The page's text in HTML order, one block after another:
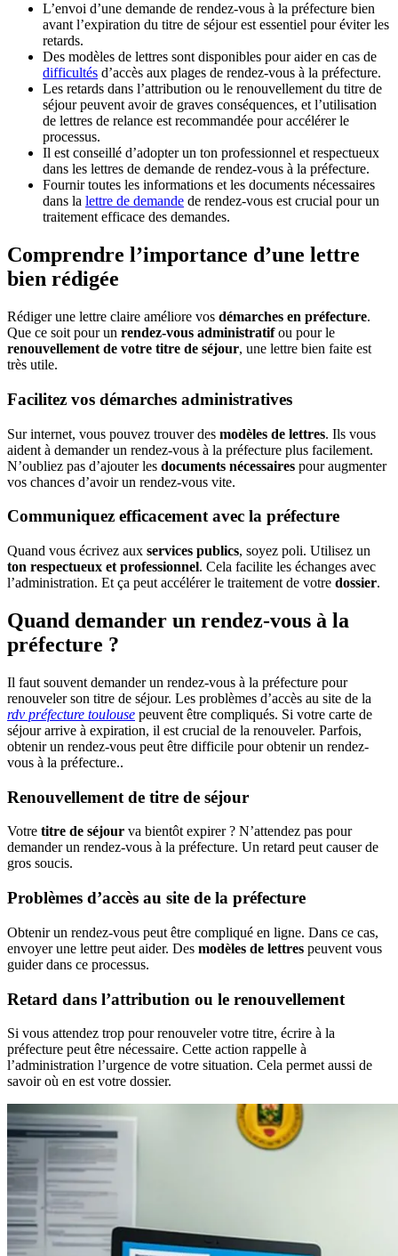
L’envoi d’une demande de rendez-vous à la préfecture bien
avant l’expiration du titre de séjour est essentiel pour éviter les
retards.
Des modèles de lettres sont disponibles pour aider en cas de
difficultés d’accès aux plages de rendez-vous à la préfecture.
Les retards dans l’attribution ou le renouvellement du titre de
séjour peuvent avoir de graves conséquences, et l’utilisation
de lettres de relance est recommandée pour accélérer le
processus.
Il est conseillé d’adopter un ton professionnel et respectueux
dans les lettres de demande de rendez-vous à la préfecture.
Fournir toutes les informations et les documents nécessaires
dans la lettre de demande de rendez-vous est crucial pour un
traitement efficace des demandes.
Comprendre l’importance d’une lettre
bien rédigée
Rédiger une lettre claire améliore vos démarches en préfecture.
Que ce soit pour un rendez-vous administratifou pour le
renouvellement de votre titre de séjour, une lettre bien faite est
très utile.
Facilitez vos démarches administratives
Sur internet, vous pouvez trouver des modèles de lettres. Ils vous
aident à demander un rendez-vous à la préfecture plus facilement.
N’oubliez pas d’ajouter les documents nécessaires pour augmenter
vos chances d’avoir un rendez-vous vite.
Communiquez efficacement avec la préfecture
Quand vous écrivez aux services publics, soyez poli. Utilisez un
ton respectueux et professionnel. Cela facilite les échanges avec
l’administration. Et ça peut accélérer le traitement de votre dossier.
Quand demander un rendez-vous à la
préfecture ?
Il faut souvent demander un rendez-vous à la préfecture pour
renouveler son titre de séjour. Les problèmes d’accès au site de la
rdv préfecture toulouse peuvent être compliqués. Si votre carte de
séjour arrive à expiration, il est crucial de la renouveler. Parfois,
obtenir un rendez-vous peut être difficile pour obtenir un rendez-
vous à la préfecture..
Renouvellement de titre de séjour
Votre titre de séjour va bientôt expirer ? N’attendez pas pour
demander un rendez-vous à la préfecture. Un retard peut causer de
gros soucis.
Problèmes d’accès au site de la préfecture
Obtenir un rendez-vous peut être compliqué en ligne. Dans ce cas,
envoyer une lettre peut aider. Des modèles de lettres peuvent vous
guider dans ce processus.
Retard dans l’attribution ou le renouvellement
Si vous attendez trop pour renouveler votre titre, écrire à la
préfecture peut être nécessaire. Cette action rappelle à
l’administration l’urgence de votre situation. Cela permet aussi de
savoir où en est votre dossier.